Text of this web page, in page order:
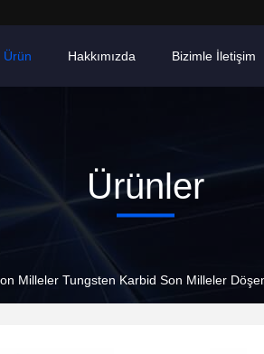
Ürün Hakkımızda Bizimle İletişim
Ürünler
Milleler Tungsten Karbid Son Milleler